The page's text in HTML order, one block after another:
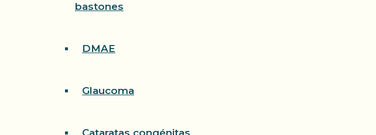
bastones
DMAE
Glaucoma
Cataratas congénitas